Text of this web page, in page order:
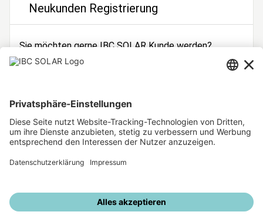
Neukunden Registrierung
Sie möchten gerne IBC SOLAR Kunde werden?
Dann registrieren Sie sich jetzt!
Unsere weiteren Angebote
IBC SOLAR Webseite